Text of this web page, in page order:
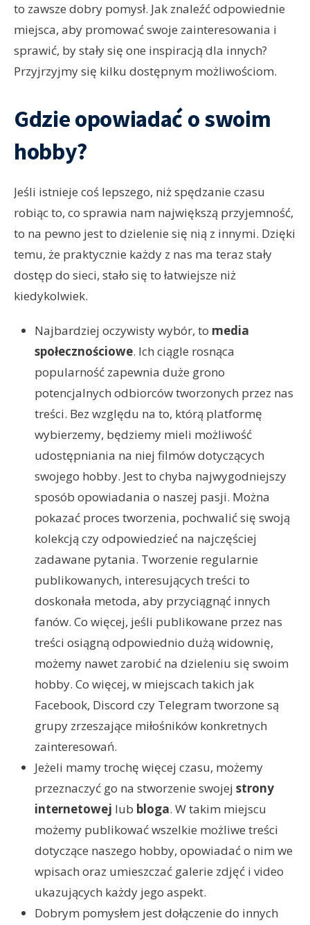
to zawsze dobry pomysł. Jak znaleźć odpowiednie
miejsca, aby promować swoje zainteresowania i
sprawić, by stały się one inspiracją dla innych?
Przyjrzyjmy się kilku dostępnym możliwościom.
Gdzie opowiadać o swoim
hobby?
Jeśli istnieje coś lepszego, niż spędzanie czasu
robiąc to, co sprawia nam największą przyjemność,
to na pewno jest to dzielenie się nią z innymi. Dzięki
temu, że praktycznie każdy z nas ma teraz stały
dostęp do sieci, stało się to łatwiejsze niż
kiedykolwiek.
Najbardziej oczywisty wybór, to media
społecznościowe. Ich ciągle rosnąca
popularność zapewnia duże grono
potencjalnych odbiorców tworzonych przez nas
treści. Bez względu na to, którą platformę
wybierzemy, będziemy mieli możliwość
udostępniania na niej filmów dotyczących
swojego hobby. Jest to chyba najwygodniejszy
sposób opowiadania o naszej pasji. Można
pokazać proces tworzenia, pochwalić się swoją
kolekcją czy odpowiedzieć na najczęściej
zadawane pytania. Tworzenie regularnie
publikowanych, interesujących treści to
doskonała metoda, aby przyciągnąć innych
fanów. Co więcej, jeśli publikowane przez nas
treści osiągną odpowiednio dużą widownię,
możemy nawet zarobić na dzieleniu się swoim
hobby. Co więcej, w miejscach takich jak
Facebook, Discord czy Telegram tworzone są
grupy zrzeszające miłośników konkretnych
zainteresowań.
Jeżeli mamy trochę więcej czasu, możemy
przeznaczyć go na stworzenie swojej strony
internetowej lub bloga. W takim miejscu
możemy publikować wszelkie możliwe treści
dotyczące naszego hobby, opowiadać o nim we
wpisach oraz umieszczać galerie zdjęć i video
ukazujących każdy jego aspekt.
Dobrym pomysłem jest dołączenie do innych